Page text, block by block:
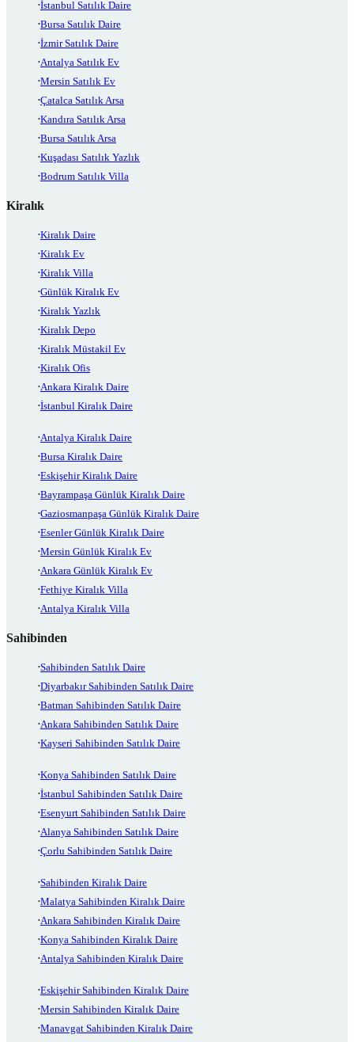
İstanbul Satılık Daire
Bursa Satılık Daire
İzmir Satılık Daire
Antalya Satılık Ev
Mersin Satılık Ev
Çatalca Satılık Arsa
Kandıra Satılık Arsa
Bursa Satılık Arsa
Kuşadası Satılık Yazlık
Bodrum Satılık Villa
Kiralık
Kiralık Daire
Kiralık Ev
Kiralık Villa
Günlük Kiralık Ev
Kiralık Yazlık
Kiralık Depo
Kiralık Müstakil Ev
Kiralık Ofis
Ankara Kiralık Daire
İstanbul Kiralık Daire
Antalya Kiralık Daire
Bursa Kiralık Daire
Eskişehir Kiralık Daire
Bayrampaşa Günlük Kiralık Daire
Gaziosmanpaşa Günlük Kiralık Daire
Esenler Günlük Kiralık Daire
Mersin Günlük Kiralık Ev
Ankara Günlük Kiralık Ev
Fethiye Kiralık Villa
Antalya Kiralık Villa
Sahibinden
Sahibinden Satılık Daire
Diyarbakır Sahibinden Satılık Daire
Batman Sahibinden Satılık Daire
Ankara Sahibinden Satılık Daire
Kayseri Sahibinden Satılık Daire
Konya Sahibinden Satılık Daire
İstanbul Sahibinden Satılık Daire
Esenyurt Sahibinden Satılık Daire
Alanya Sahibinden Satılık Daire
Çorlu Sahibinden Satılık Daire
Sahibinden Kiralık Daire
Malatya Sahibinden Kiralık Daire
Ankara Sahibinden Kiralık Daire
Konya Sahibinden Kiralık Daire
Antalya Sahibinden Kiralık Daire
Eskişehir Sahibinden Kiralık Daire
Mersin Sahibinden Kiralık Daire
Manavgat Sahibinden Kiralık Daire